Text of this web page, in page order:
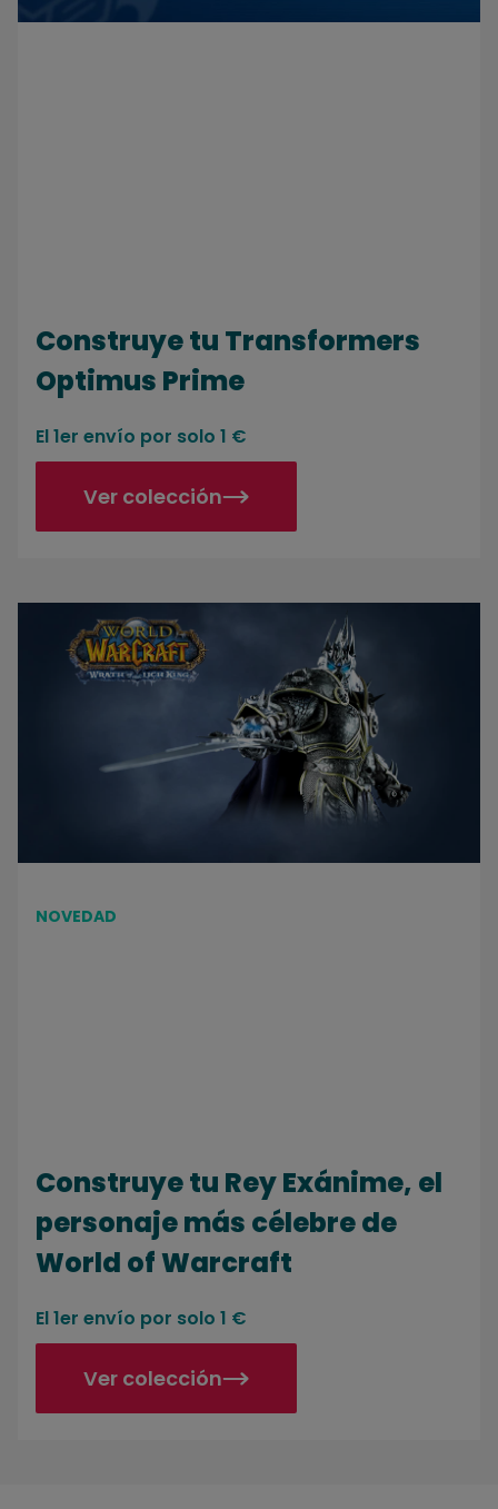
Construye tu Transformers
Optimus Prime
El 1er envío por solo 1 €
Ver colección
NOVEDAD
Construye tu Rey Exánime, el
personaje más célebre de
World of Warcraft
El 1er envío por solo 1 €
Ver colección